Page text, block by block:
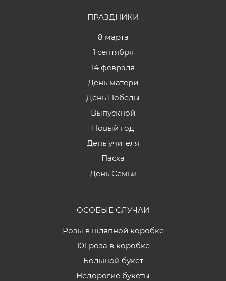
ПРАЗДНИКИ
8 марта
1 сентября
14 февраля
День матери
День Победы
Выпускной
Новый год
День учителя
Пасха
День Семьи
ОСОБЫЕ СЛУЧАИ
Розы в шляпной коробке
101 роза в коробке
Большой букет
Недорогие букеты